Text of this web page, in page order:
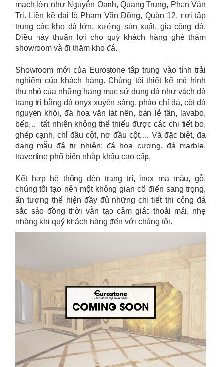
mạch lớn như Nguyễn Oanh, Quang Trung, Phan Văn
Trị. Liền kề đại lộ Phạm Văn Đồng, Quận 12, nơi tập
trung các kho đá lớn, xưởng sản xuất, gia công đá.
Điều này thuận lợi cho quý khách hàng ghé thăm
showroom và đi thăm kho đá.
Showroom mới của Eurostone tập trung vào tính trải
nghiệm của khách hàng. Chúng tôi thiết kế mô hình
thu nhỏ của những hạng mục sử dụng đá như vách đá
trang trí bằng đá onyx xuyên sáng, phào chỉ đá, cột đá
nguyên khối, đá hoa văn lát nền, bàn lễ tân, lavabo,
bếp,… tất nhiên không thể thiếu được các chi tiết bo,
ghép cạnh, chỉ đầu cột, nơ đầu cột,… Và đặc biệt, đa
dạng mẫu đá tự nhiên: đá hoa cương, đá marble,
travertine phổ biến nhập khẩu cao cấp.
Kết hợp hệ thống đèn trang trí, inox mạ màu, gỗ,
chúng tôi tạo nên một không gian cổ điển sang trọng,
ấn tượng thể hiện đầy đủ những chi tiết thi công đá
sắc sảo đồng thời vẫn tạo cảm giác thoải mái, nhẹ
nhàng khi quý khách hàng đến với chúng tôi.
Mẫu bàn ăn mặt đá tự nhiên cao cấp và sang trọng cho gia đình